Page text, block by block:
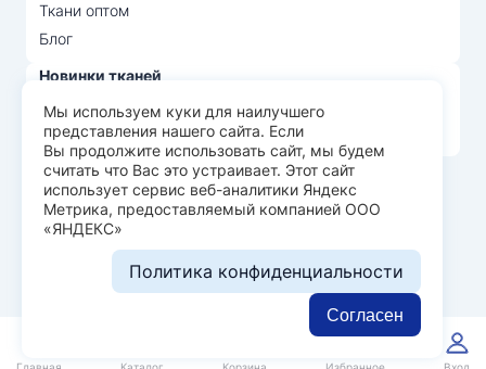
Ткани оптом
Блог
Новинки тканей
Распродажа тканей
Лидеры продаж
© Арт Текс — продажа тканей оптом, 2026
Пользовательское соглашение
Политика конфиденциальности
Разработка сайта —
Мы используем куки для наилучшего
представления нашего сайта. Если
Вы продолжите использовать сайт, мы будем
считать что Вас это устраивает. Этот сайт
использует сервис веб-аналитики Яндекс
Метрика, предоставляемый компанией ООО
«ЯНДЕКС»
Политика конфиденциальности
Согласен